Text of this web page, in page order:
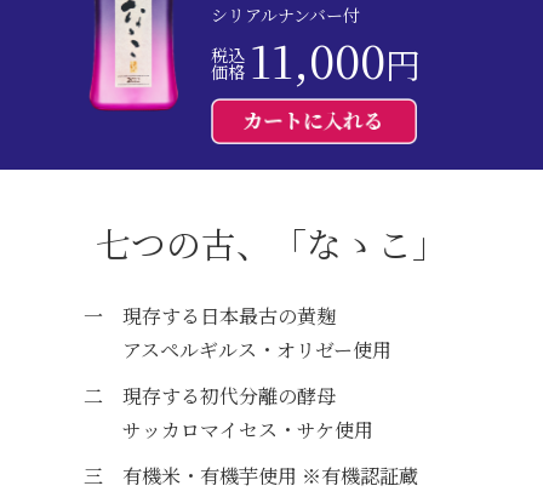
シリアルナンバー付
税込
価格 11,000円
七つの古、「なゝこ」
現存する日本最古の黄麹
アスペルギルス・オリゼー使用
現存する初代分離の酵母
サッカロマイセス・サケ使用
有機米・有機芋使用 ※有機認証蔵